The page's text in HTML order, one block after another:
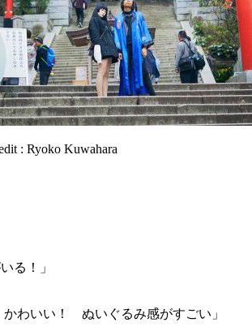
: Ryoko Kuwahara
る！」
かわいい！ ぬいぐるみ感がすごい」